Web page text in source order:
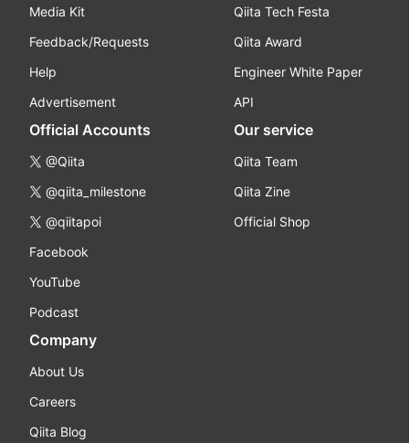
Media Kit
Feedback/Requests
Help
Advertisement
Qiita Tech Festa
Qiita Award
Engineer White Paper
API
Official Accounts
@Qiita
@qiita_milestone
@qiitapoi
Facebook
YouTube
Podcast
Our service
Qiita Team
Qiita Zine
Official Shop
Company
About Us
Careers
Qiita Blog